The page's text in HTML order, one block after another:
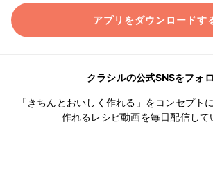
アプリをダウンロードす
クラシルの公式SNSをフォ
「きちんとおいしく作れる」をコンセプト
作れるレシピ動画を毎日配信して